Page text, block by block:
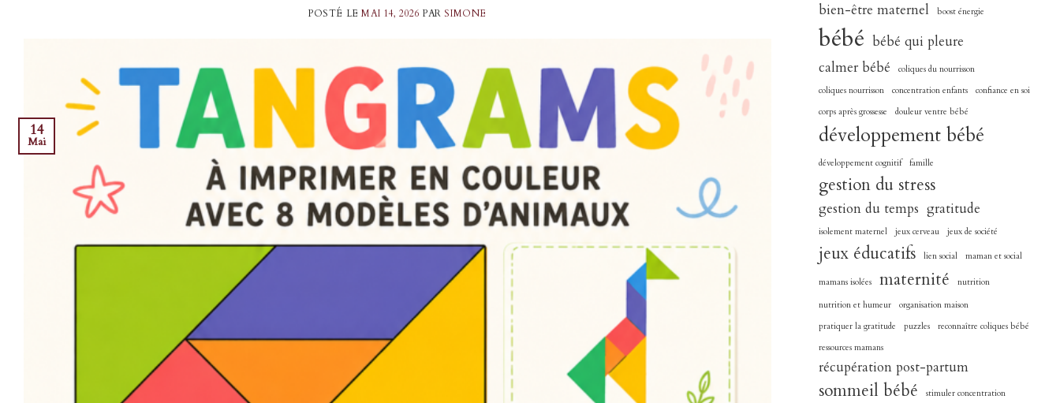
POSTÉ LEMAI 14, 2026 PARSIMONE
14
Mai
bien-être maternel
boost énergie
bébé bébé qui pleure
calmer bébé
coliques du nourrisson
coliques nourrisson
concentration enfants
confiance en soi
corps après grossesse
douleur ventre bébé
développement bébé
développement cognitif famille
gestion du stress
gestion du temps gratitude
isolement maternel jeux cerveau jeux de société
jeux éducatifs lien social maman et social
mamans isolées maternité
nutrition
nutrition et humeur
organisation maison
pratiquer la gratitude
puzzles
reconnaître coliques bébé
ressources mamans
récupération post-partum
sommeil bébé
stimuler concentration